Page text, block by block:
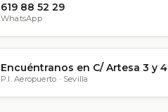
619 88 52 29
WhatsApp
Encuéntranos en C/ Artesa 3 y 4
P.I. Aeropuerto · Sevilla